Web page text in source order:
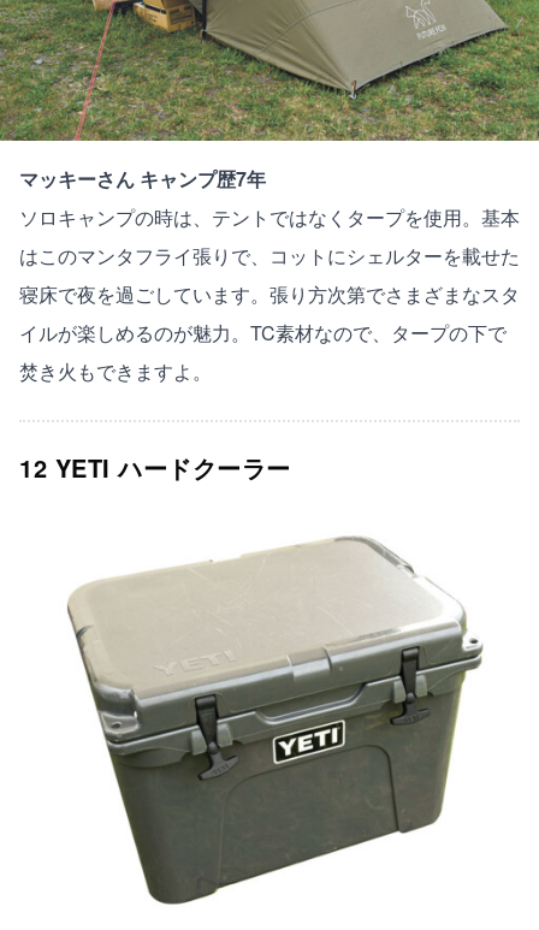
マッキーさん キャンプ歴7年
ソロキャンプの時は、テントではなくタープを使用。基本
はこのマンタフライ張りで、コットにシェルターを載せた
寝床で夜を過ごしています。張り方次第でさまざまなスタ
イルが楽しめるのが魅力。TC素材なので、タープの下で
焚き火もできますよ。
12 YETI ハードクーラー